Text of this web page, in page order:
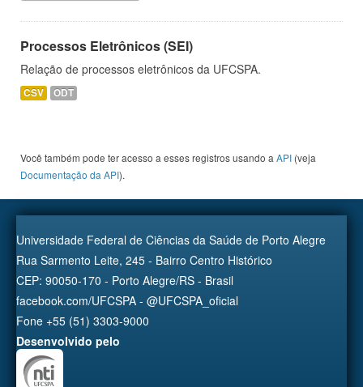
Processos Eletrônicos (SEI)
Relação de processos eletrônicos da UFCSPA.
CSV ODT
Você também pode ter acesso a esses registros usando a API (veja
Documentação da API).
Universidade Federal de Ciências da Saúde de Porto Alegre
Rua Sarmento Leite, 245 - Bairro Centro Histórico
CEP: 90050-170 - Porto Alegre/RS - Brasil
facebook.com/UFCSPA - @UFCSPA_oficial
Fone +55 (51) 3303-9000
Desenvolvido pelo